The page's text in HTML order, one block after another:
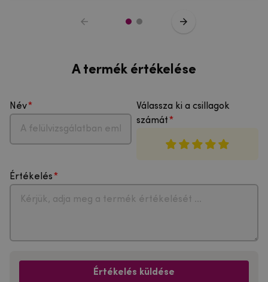
A termék értékelése
Név
Válassza ki a csillagok
számát
Értékelés
Értékelés küldése